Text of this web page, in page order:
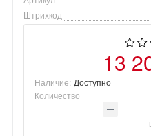
Штрихкод
13
Наличие: Доступно
Количество